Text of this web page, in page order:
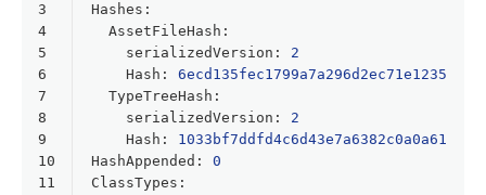
3
4
5
6
7
8
9
10
11
Hashes :
AssetFileHash :
serializedVersion :
2
Hash :
6ecd135fec1799a7a296d2ec71e12356
TypeTreeHash :
serializedVersion :
2
Hash :
1033bf7ddfd4c6d43e7a6382c0a0a61a
HashAppended :
0
ClassTypes :